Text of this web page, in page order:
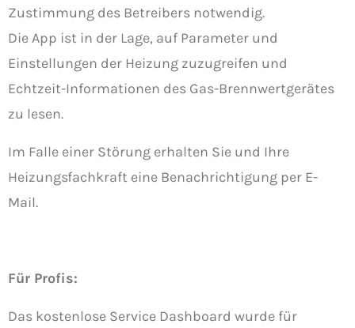
Zustimmung des Betreibers notwendig.
Die App ist in der Lage, auf Parameter und
Einstellungen der Heizung zuzugreifen und
Echtzeit-Informationen des Gas-Brennwertgerätes
zu lesen.
Im Falle einer Störung erhalten Sie und Ihre
Heizungsfachkraft eine Benachrichtigung per E-
Mail.
Für Profis:
Das kostenlose Service Dashboard wurde für